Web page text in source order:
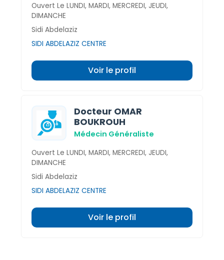
Ouvert Le LUNDI, MARDI, MERCREDI, JEUDI,
DIMANCHE
Sidi Abdelaziz
SIDI ABDELAZIZ CENTRE
Voir le profil
Docteur OMAR
BOUKROUH
Médecin Généraliste
Ouvert Le LUNDI, MARDI, MERCREDI, JEUDI,
DIMANCHE
Sidi Abdelaziz
SIDI ABDELAZIZ CENTRE
Voir le profil